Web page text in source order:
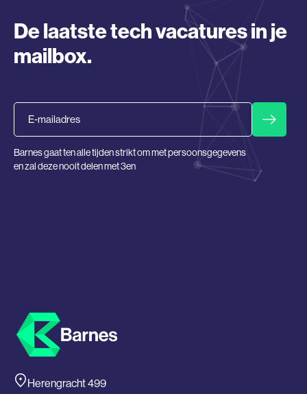
De laatste tech vacatures in je
mailbox.
Barnes gaat ten alle tijden strikt om met persoonsgegevens
en zal deze nooit delen met 3en
Herengracht 499